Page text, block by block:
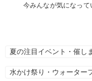
今みんなが気になって
夏の注目イベント・催し
水かけ祭り・ウォーター